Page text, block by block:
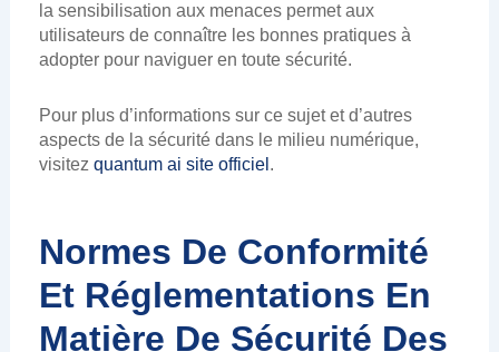
la sensibilisation aux menaces permet aux
utilisateurs de connaître les bonnes pratiques à
adopter pour naviguer en toute sécurité.
Pour plus d’informations sur ce sujet et d’autres
aspects de la sécurité dans le milieu numérique,
visitez quantum ai site officiel .
Normes De Conformité
Et Réglementations En
Matière De Sécurité Des